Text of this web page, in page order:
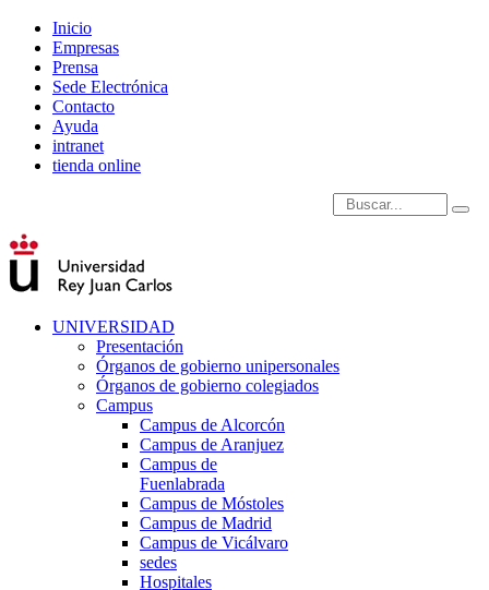
Inicio
Empresas
Prensa
Sede Electrónica
Contacto
Ayuda
intranet
tienda online
Introduce términos de
UNIVERSIDAD
Presentación
Órganos de gobierno unipersonales
Órganos de gobierno colegiados
Campus
Campus de Alcorcón
Campus de Aranjuez
Campus de
Fuenlabrada
Campus de Móstoles
Campus de Madrid
Campus de Vicálvaro
sedes
Hospitales